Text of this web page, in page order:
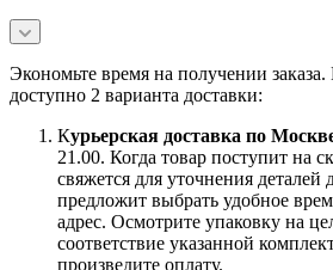
Экономьте время на получении
доступно 2 варианта доставки:
Курьерская доставка по
21.00. Когда товар поступит на
свяжется для уточнения деталей
предложит выбрать удобное
адрес. Осмотрите упаковку на
соответствие указанной
произведите оплату.